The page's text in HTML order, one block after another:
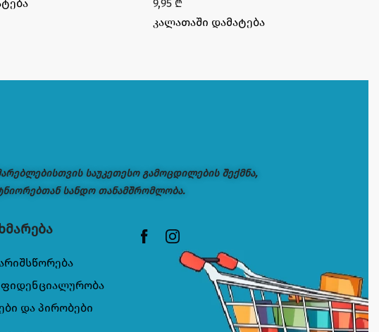
9,95 ₾
კალათაში დამატება
საუკეთესო გამოცდილების შექმნა,
სანდო თანამშრომლობა.
და პირობები